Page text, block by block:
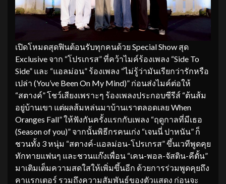
เปิดโหมดสุดฟินต้อนรับทุกคนด้วย Special Show สุด
Exclusive จาก “โปรเกรส” ที่คว้าไมค์ร้องเพลง “Side To
Side” และ “แอลม่อน” ร้องเพลง “ไม่รู้ว่ามันเรียกว่ารักหรือ
เปล่า (You’ve Been On My Mind)” ก่อนส่งไมค์ต่อให้
“สตางค์” โชว์เสียงเพราะๆ ร้องเพลงประกอบซีรีส์ “ต้นส้ม
อยู่บ้านเขา แต่ผลส้มหล่นมาบ้านเราตลอดเลย When
Oranges Fall” ให้ฟังกันครั้งแรกกับเพลง “ฤดูกาลที่มีเธอ
(Season of you)” จากนั้นพิธีกรคนเก่ง “เจนนี่ ปาหนัน” ก็
ชวนทั้ง 3 หนุ่ม “สตางค์-แอลม่อน-โปรเกรส” ขึ้นเวทีพูดคุย
ทักทายแฟนๆ และชวนแก๊งเพื่อน “เคน-พอล-จัสติน-คีตั้น”
มาเติมเต็มความสดใสให้เพิ่มขึ้นอีก ด้วยการร่วมพูดคุยถึง
คาแรกเตอร์ รวมถึงความสัมพันธ์ของตัวแสดง ก่อนจะ